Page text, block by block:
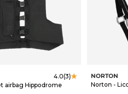
4.0(3)
airbag Hippodrome
NORTON
Norton -